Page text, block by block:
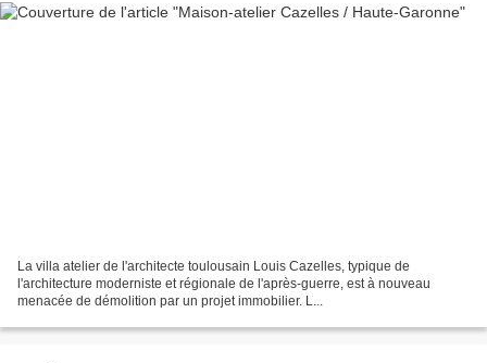
La villa atelier de l'architecte toulousain Louis Cazelles, typique de
l'architecture moderniste et régionale de l'après-guerre, est à nouveau
menacée de démolition par un projet immobilier. L...